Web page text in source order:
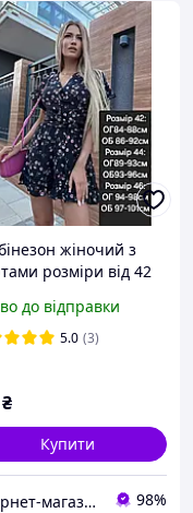
жіночий з
розміри від 42
до відправки
5.0 (3)
₴
Купити
Інтернет-магазин "Butterfly" 98%